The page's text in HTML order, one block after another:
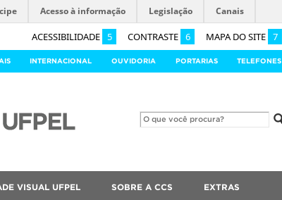
ACESSIBILIDADE 5 CONTRASTE 6 MAPA DO SITE 7
Acesso à informação Legislação Canais
INTERNACIONAL OUVIDORIA PORTARIAS TELEFONES
VISUAL UFPEL SOBRE A CCS EXTRAS